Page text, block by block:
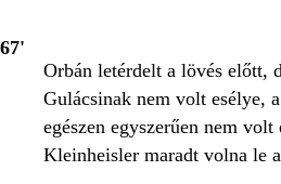
67'
Orbán letérdelt a lövés előtt,
Gulácsinak nem volt esélye,
egészen egyszerűen nem
Kleinheisler maradt volna le